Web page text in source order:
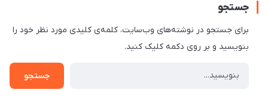
جستجو
برای جستجو در نوشته‌های وب‌سایت، کلمه‌ی کلیدی مورد نظر خود را
بنویسید و بر روی دکمه کلیک کنید.
جستجو